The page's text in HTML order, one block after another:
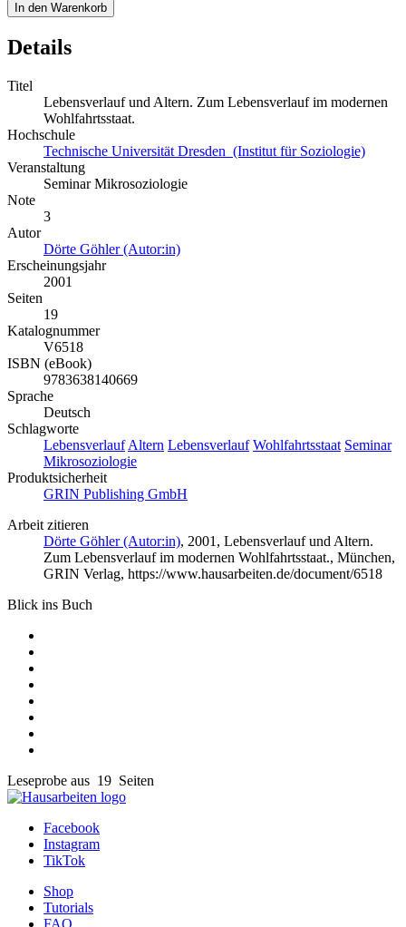
In den Warenkorb
Details
Titel
Lebensverlauf und Altern. Zum Lebensverlauf im modernen
Wohlfahrtsstaat.
Hochschule
Technische Universität Dresden (Institut für Soziologie)
Veranstaltung
Seminar Mikrosoziologie
Note
3
Autor
Dörte Göhler (Autor:in)
Erscheinungsjahr
2001
Seiten
19
Katalognummer
V6518
ISBN (eBook)
9783638140669
Sprache
Deutsch
Schlagworte
Lebensverlauf Altern Lebensverlauf Wohlfahrtsstaat Seminar
Mikrosoziologie
Produktsicherheit
GRIN Publishing GmbH
Arbeit zitieren
Dörte Göhler (Autor:in), 2001, Lebensverlauf und Altern.
Zum Lebensverlauf im modernen Wohlfahrtsstaat., München,
GRIN Verlag, https://www.hausarbeiten.de/document/6518
Blick ins Buch
Leseprobe aus 19 Seiten
Facebook
Instagram
TikTok
Shop
Tutorials